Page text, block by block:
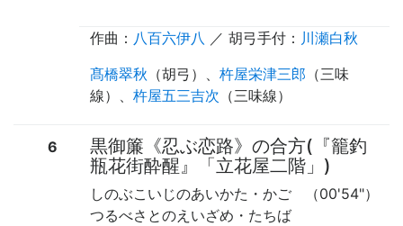
作曲： 八百六伊八 ／ 胡弓手付 ： 川瀬白秋
髙橋翠秋 （胡弓 ）、 杵屋栄津三郎 （三味
線）、 杵屋五三吉次 （三味線）
6
黒御簾《忍ぶ恋路》の合方(『籠釣
瓶花街酔醒』「立花屋二階」)
（00'54"）
しのぶこいじのあいかた・かご
つるべさとのえいざめ・たちば